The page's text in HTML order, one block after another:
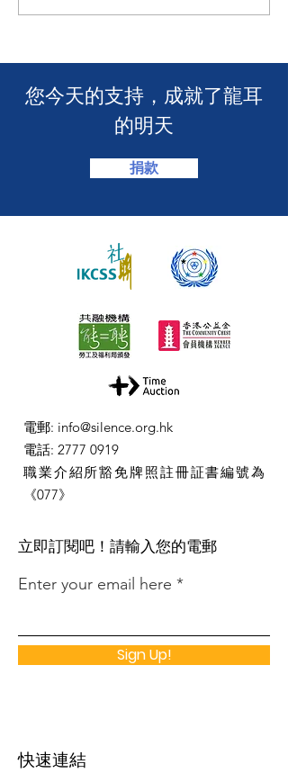
耳為葵盛西邨消防安全簡
​您今天的支持，成就了龍耳
的明天
捐款
電郵: info@silence.org.hk
電話: 2777 0919
職業介紹所豁免牌照註冊証書編號為
《077》
​立即訂閱吧！請輸入您的電郵
Enter your email here
Sign Up!
快速連結